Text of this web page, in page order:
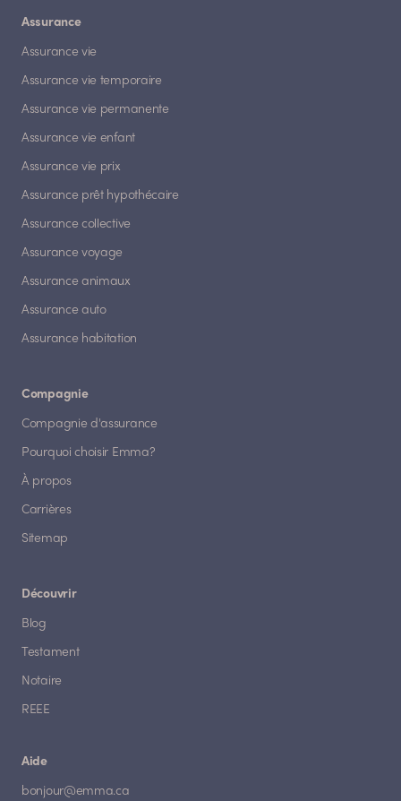
Assurance
Assurance vie
Assurance vie temporaire
Assurance vie permanente
Assurance vie enfant
Assurance vie prix
Assurance prêt hypothécaire
Assurance collective
Assurance voyage
Assurance animaux
Assurance auto
Assurance habitation
Compagnie
Compagnie d'assurance
Pourquoi choisir Emma?
À propos
Carrières
Sitemap
Découvrir
Blog
Testament
Notaire
REEE
Aide
bonjour@emma.ca